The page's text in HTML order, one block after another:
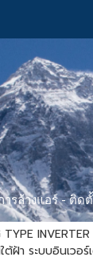
ารล้างแอร์ - ติด
TYPE
ฝ้า ระบบอินเ